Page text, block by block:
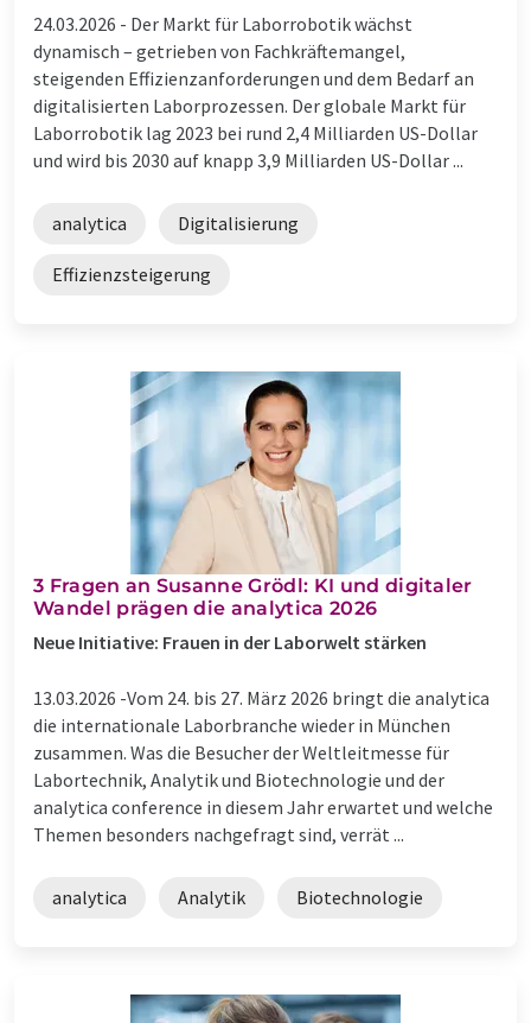
24.03.2026 - Der Markt für Laborrobotik wächst
dynamisch – getrieben von Fachkräftemangel,
steigenden Effizienzanforderungen und dem Bedarf an
digitalisierten Laborprozessen. Der globale Markt für
Laborrobotik lag 2023 bei rund 2,4 Milliarden US-Dollar
und wird bis 2030 auf knapp 3,9 Milliarden US-Dollar ...
analytica Digitalisierung
Effizienzsteigerung
​​3 Fragen an Susanne Grödl: KI und digitaler
Wandel prägen die analytica 2026
​Neue Initiative: Frauen in der Laborwelt stärken
13.03.2026 -​Vom 24. bis 27. März 2026 bringt die analytica
die internationale Laborbranche wieder in München
zusammen. Was die Besucher der Weltleitmesse für
Labortechnik, Analytik und Biotechnologie und der
analytica conference in diesem Jahr erwartet und welche
Themen besonders nachgefragt sind, verrät ...
analytica Analytik Biotechnologie